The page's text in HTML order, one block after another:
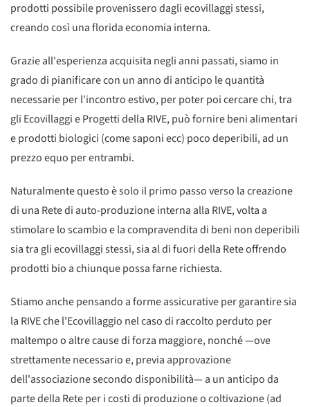
prodotti possibile provenissero dagli ecovillaggi stessi,
creando così una florida economia interna.
Grazie all'esperienza acquisita negli anni passati, siamo in
grado di pianificare con un anno di anticipo le quantità
necessarie per l'incontro estivo, per poter poi cercare chi, tra
gli Ecovillaggi e Progetti della RIVE, può fornire beni alimentari
e prodotti biologici (come saponi ecc) poco deperibili, ad un
prezzo equo per entrambi.
Naturalmente questo è solo il primo passo verso la creazione
di una Rete di auto-produzione interna alla RIVE, volta a
stimolare lo scambio e la compravendita di beni non deperibili
sia tra gli ecovillaggi stessi, sia al di fuori della Rete offrendo
prodotti bio a chiunque possa farne richiesta.
Stiamo anche pensando a forme assicurative per garantire sia
la RIVE che l'Ecovillaggio nel caso di raccolto perduto per
maltempo o altre cause di forza maggiore, nonché —ove
strettamente necessario e, previa approvazione
dell'associazione secondo disponibilità— a un anticipo da
parte della Rete per i costi di produzione o coltivazione (ad